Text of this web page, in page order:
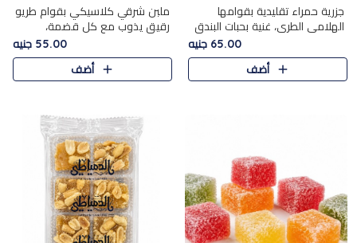
جزرية حمراء تقليدية بقوامها
الهلامي الطري، غنية بحبات البندق
الفاخرة التي تضيف قرمشة راقية
إلى قوامها الناعم، لتقدم مزيجًا
متوازنًا من النكه..
65.00 جنيه
أضف
ملبن شرقي كلاسيكي بقوام طريو
رقيق يذوب مع كل قضمة،
مغطى بطبقة ناعمة من السكر
البودرة ليقدم المذاق الأصيل الذي
ارتبط بحلويات المولد التقليدي..
55.00 جنيه
أضف